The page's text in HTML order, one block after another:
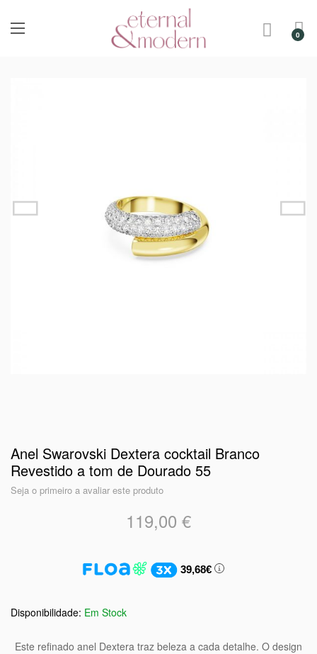
Anel Swarovski Dextera cocktail Branco
Revestido a tom de Dourado 55
Seja o primeiro a avaliar este produto
119,00 €
39,68€
Em Stock
Este refinado anel Dextera traz beleza a cada detalhe. O design